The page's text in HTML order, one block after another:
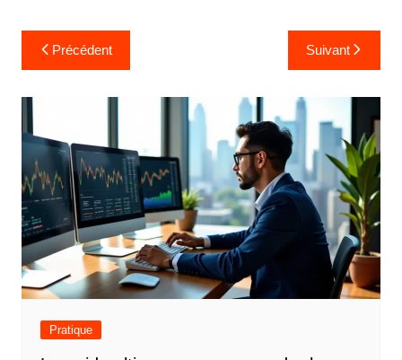
a
v
i
g
a
t
i
o
n
Précédent Suivant
Pratique